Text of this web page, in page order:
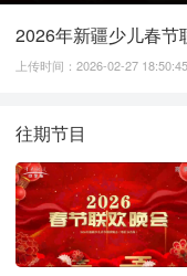
2026年新疆少儿春
上传时间：2026-02-27 18:50:45
往期节目